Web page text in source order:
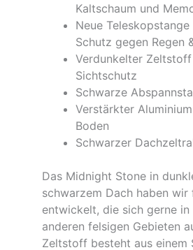
Kaltschaum und
Neue
Schutz gegen Regen
Verdunkelter
Sichtschutz
Schwarze
Verstärkter
Boden
Schwarzer
Das Midnight Stone in
schwarzem Dach haben wir
entwickelt, die sich gerne
anderen felsigen Gebieten
Zeltstoff besteht aus einem